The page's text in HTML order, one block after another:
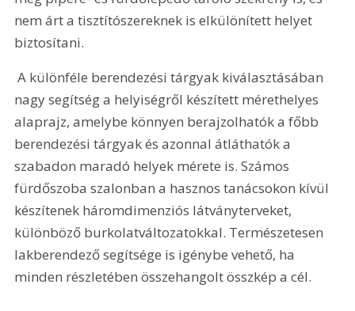
nem árt a tisztítószereknek is elkülönített helyet
biztosítani.
A különféle berendezési tárgyak kiválasztásában
nagy segítség a helyiségről készített mérethelyes
alaprajz, amelybe könnyen berajzolhatók a főbb
berendezési tárgyak és azonnal átláthatók a
szabadon maradó helyek mérete is. Számos
fürdőszoba szalonban a hasznos tanácsokon kívül
készítenek háromdimenziós látványterveket,
különböző burkolatváltozatokkal. Természetesen
lakberendező segítsége is igénybe vehető, ha
minden részletében összehangolt összkép a cél.